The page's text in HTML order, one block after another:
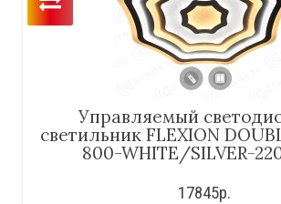
Управляемый
светильник FLEXION
800-WHITE/SILVER-
17845р.